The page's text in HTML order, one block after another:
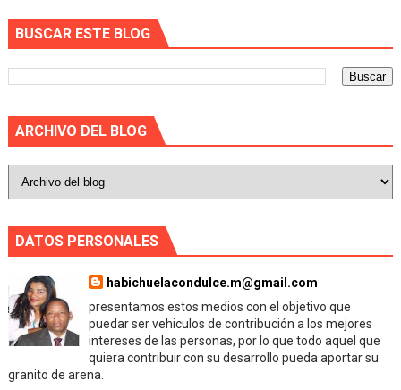
BUSCAR ESTE BLOG
ARCHIVO DEL BLOG
DATOS PERSONALES
habichuelacondulce.m@gmail.com
presentamos estos medios con el objetivo que
puedar ser vehiculos de contribución a los mejores
intereses de las personas, por lo que todo aquel que
quiera contribuir con su desarrollo pueda aportar su
granito de arena.